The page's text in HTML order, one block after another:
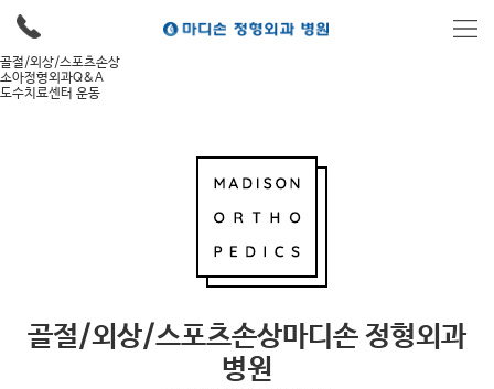
골절/외상/스포츠손상
소아정형외과Q&A
도수치료센터 운동
골절/외상/스포츠손상마디손 정형외과
병원